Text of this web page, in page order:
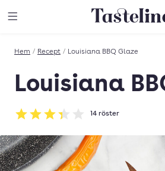
Till Tastelines
Hem / Recept / Louisiana BBQ Glaze
Louisiana
Betyg: 3.36 av 5
14 röster